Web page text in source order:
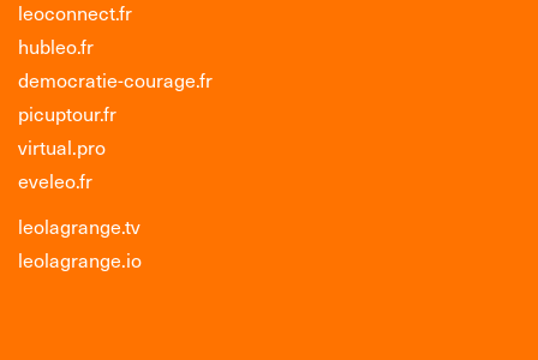
leoconnect.fr
hubleo.fr
democratie-courage.fr
picuptour.fr
virtual.pro
eveleo.fr
leolagrange.tv
leolagrange.io